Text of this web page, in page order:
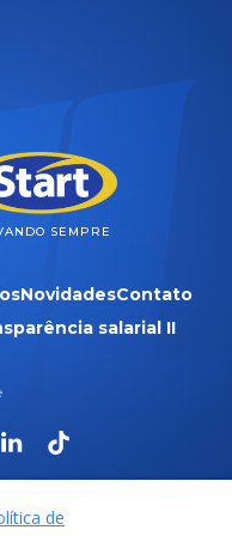
SEMPRE
NovidadesContato
salarial II
de